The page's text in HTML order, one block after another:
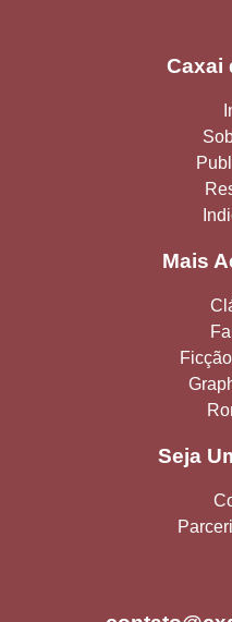
Caxai
Mais
Seja